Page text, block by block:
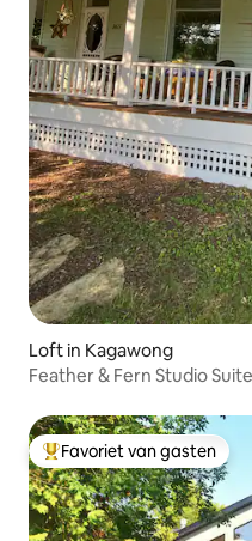
Loft in Kagawong
Feather & Fern Studio
Topfavoriet van gasten
Favoriet van gasten